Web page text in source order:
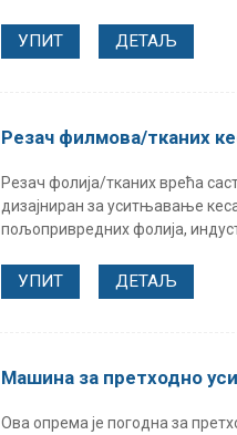
УПИТ ДЕТАЉ
Резач филмова/тканих
Резач фолија/тканих врећа
дизајниран за уситњавање
пољопривредних фолија,
УПИТ ДЕТАЉ
Машина за претходно
Ова опрема је погодна за